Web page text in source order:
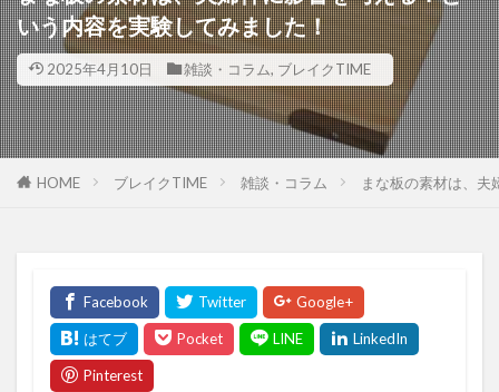
いう内容を実験してみました！
2025年4月10日 雑談・コラム, ブレイクTIME
HOME ブレイクTIME 雑談・コラム まな板の素材は、